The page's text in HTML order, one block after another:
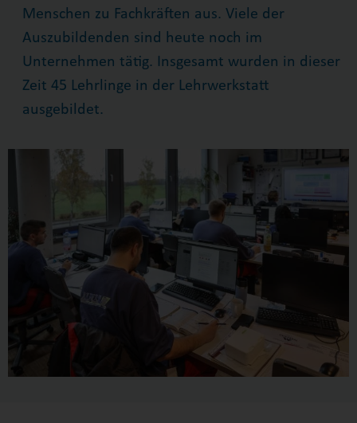
Menschen zu Fachkräften aus. Viele der
Auszubildenden sind heute noch im
Unternehmen tätig. Insgesamt wurden in dieser
Zeit 45 Lehrlinge in der Lehrwerkstatt
ausgebildet.